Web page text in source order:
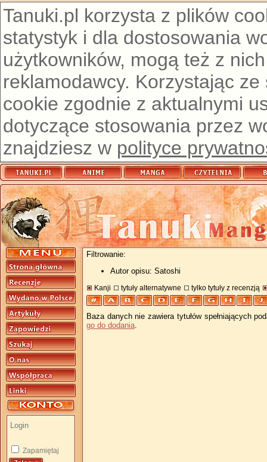
Tanuki.pl korzysta z plików
statystyk i dla dostosowania
użytkowników, mogą też z
reklamodawcy. Korzystając
cookie zgodnie z aktualnymi
dotyczące stosowania przez
znajdziesz w polityce
Zapamiętaj
Filtrowanie:
Autor opisu: Satoshi
Kanji tytuły alternatywne tylko tytuły z recenzją
Baza danych nie zawiera tytułów spełniających
go do dodania.